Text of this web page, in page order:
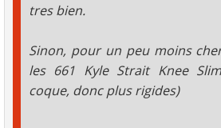
tres bien.
Sinon, pour un peu moins
les 661 Kyle Strait Knee
coque, donc plus rigides)